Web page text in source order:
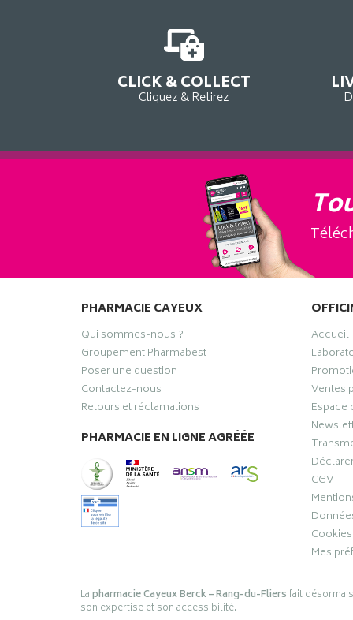
CLICK & COLLECT
Cliquez & Retirez
PHARMACIE CAYEUX
Qui sommes-nous ?
Groupement Pharmabest
Poser une question
Contactez-nous
Retours et réclamations
PHARMACIE EN LIGNE AGRÉÉE
Accueil
Ventes
Espace
CGV
Cookies
Mes
Lapharmacie Cayeux Berck – Rang-du-Fliersfait
son expertise et son accessibilité.